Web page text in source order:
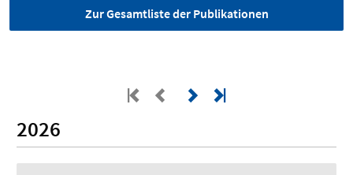
Zur Gesamtliste der Publikationen
2026